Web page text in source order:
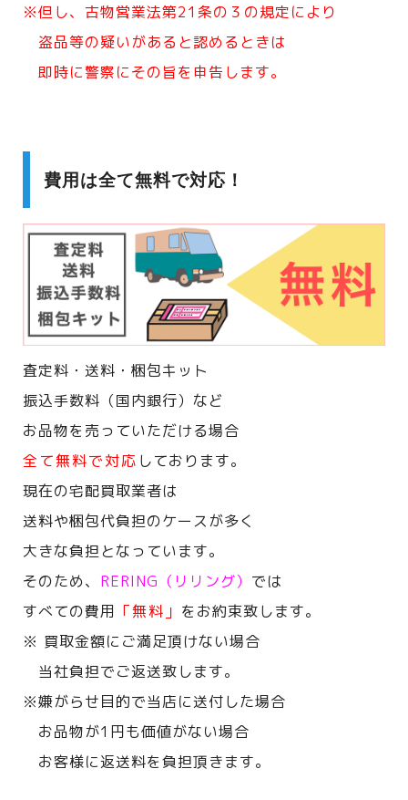
※但し、古物営業法第21条の３の規定により
盗品等の疑いがあると認めるときは
即時に警察にその旨を申告します。
費用は全て無料で対応！
査定料・送料・梱包キット
振込手数料（国内銀行）など
お品物を売っていただける場合
全て無料で対応 しております。
現在の宅配買取業者は
送料や梱包代負担のケースが多く
大きな負担となっています。
そのため、 RERING（リリング） では
すべての費用 「無料」 をお約束致します。
※ 買取金額にご満足頂けない場合
当社負担でご返送致します。
※嫌がらせ目的で当店に送付した場合
お品物が1円も価値がない場合
お客様に返送料を負担頂きます。